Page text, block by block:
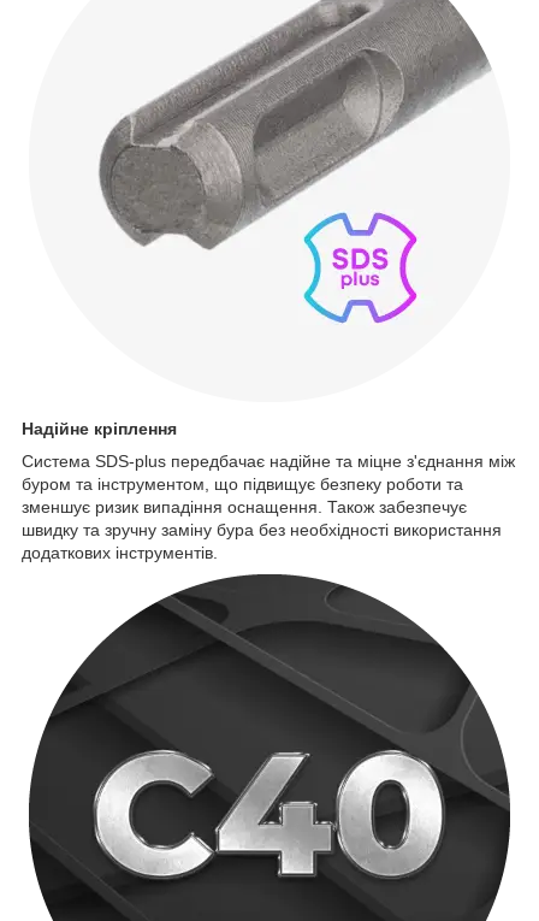
Надійне кріплення
Система SDS-plus передбачає надійне та міцне з'єднання між
буром та інструментом, що підвищує безпеку роботи та
зменшує ризик випадіння оснащення. Також забезпечує
швидку та зручну заміну бура без необхідності використання
додаткових інструментів.